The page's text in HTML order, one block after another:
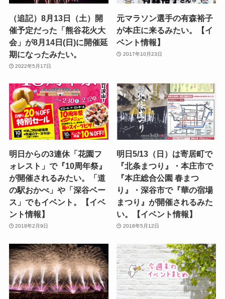
（追記）8月13日（土）開
催予定だった「熊谷花火大
会」が8月14日(日)に開催延
期になったみたい。
2022年5月17日
元マラソン選手の有森裕子
が本庄に来るみたい。【イ
ベント情報】
2017年10月23日
明日からの3連休「花園フ
ォレスト」で『10周年祭』
が開催されるみたい。「道
の駅おかべ」や「深谷ベー
ス」でもイベント。【イベ
ント情報】
2018年2月9日
明日5/13（日）は寄居町で
『北条まつり』・本庄市で
『本庄総合公園 春まつ
り』・深谷市で『華の宿場
まつり』が開催されるみた
い。【イベント情報】
2018年5月12日